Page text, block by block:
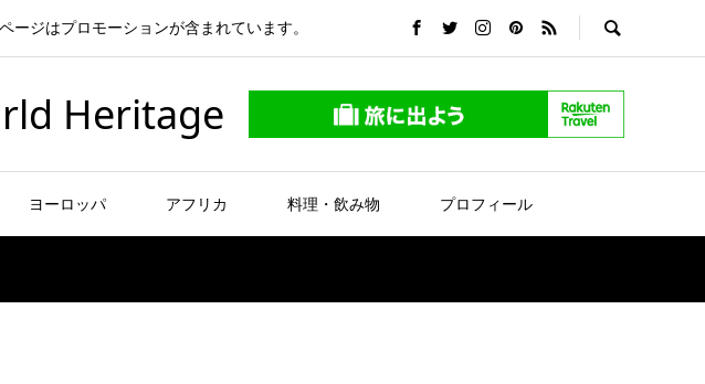
ジはプロモーションが含まれています。
Heritage
ヨーロッパ アフリカ 料理・飲み物 プロフィール